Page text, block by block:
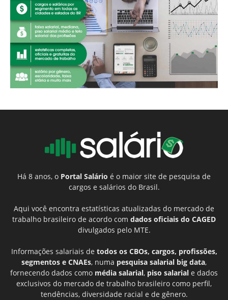
Há 8 anos, o Portal Salário é o maior site de pesquisa de
cargos e salários do Brasil.
Aqui você encontra estatísticas atualizadas do mercado de
trabalho brasileiro de acordo com dados oficiais do CAGED
divulgados pelo MTE.
Informações salariais de todos os CBOs, cargos, profissões,
segmentos e CNAEs, numa pesquisa salarial big data,
fornecendo dados como média salarial, piso salarial e dados
exclusivos do mercado de trabalho brasileiro como perfil,
tendências, diversidade racial e de gênero.